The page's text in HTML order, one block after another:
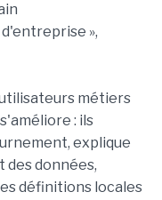
»,
métiers
: ils
explique
des données,
définitions locales